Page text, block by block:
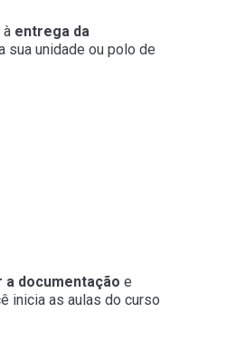
à entrega da
sua unidade ou polo de
a documentação e
inicia as aulas do curso